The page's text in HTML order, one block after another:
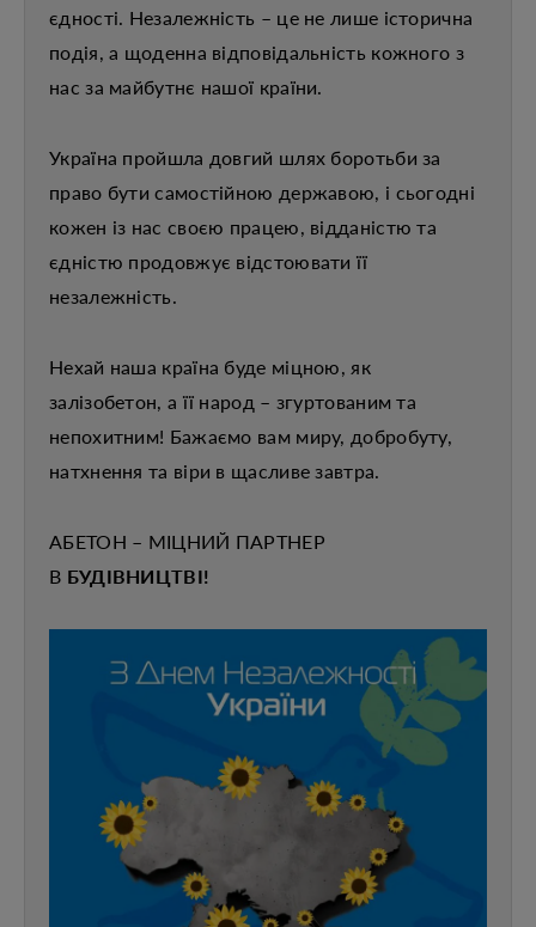
єдності. Незалежність – це не лише історична
подія, а щоденна відповідальність кожного з
нас за майбутнє нашої країни.
Україна пройшла довгий шлях боротьби за
право бути самостійною державою, і сьогодні
кожен із нас своєю працею, відданістю та
єдністю продовжує відстоювати її
незалежність.
Нехай наша країна буде міцною, як
залізобетон, а її народ – згуртованим та
непохитним! Бажаємо вам миру, добробуту,
натхнення та віри в щасливе завтра.
АБЕТОН – МІЦНИЙ ПАРТНЕР
В БУДІВНИЦТВІ!